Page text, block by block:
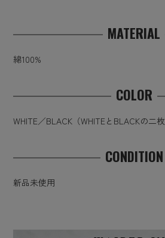
MATERIAL
綿100%
COLOR
WHITE／BLACK（WHITEとBLACKの二
CONDITION
新品未使用